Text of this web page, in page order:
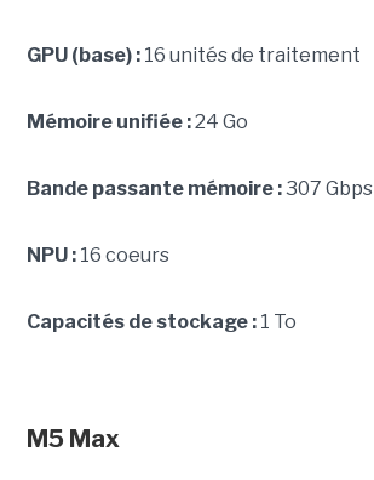
GPU (base) : 16 unités de traitement
Mémoire unifiée :24 Go
Bande passante mémoire :307 Gbps
NPU :16 coeurs
Capacités de stockage : 1 To
M5 Max